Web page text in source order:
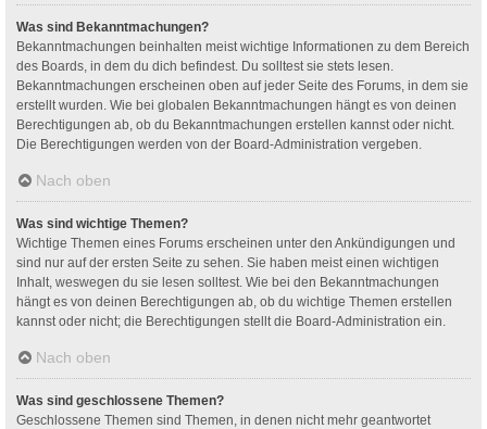
Was sind Bekanntmachungen?
Bekanntmachungen beinhalten meist wichtige Informationen zu dem Bereich
des Boards, in dem du dich befindest. Du solltest sie stets lesen.
Bekanntmachungen erscheinen oben auf jeder Seite des Forums, in dem sie
erstellt wurden. Wie bei globalen Bekanntmachungen hängt es von deinen
Berechtigungen ab, ob du Bekanntmachungen erstellen kannst oder nicht.
Die Berechtigungen werden von der Board-Administration vergeben.
Nach oben
Was sind wichtige Themen?
Wichtige Themen eines Forums erscheinen unter den Ankündigungen und
sind nur auf der ersten Seite zu sehen. Sie haben meist einen wichtigen
Inhalt, weswegen du sie lesen solltest. Wie bei den Bekanntmachungen
hängt es von deinen Berechtigungen ab, ob du wichtige Themen erstellen
kannst oder nicht; die Berechtigungen stellt die Board-Administration ein.
Nach oben
Was sind geschlossene Themen?
Geschlossene Themen sind Themen, in denen nicht mehr geantwortet